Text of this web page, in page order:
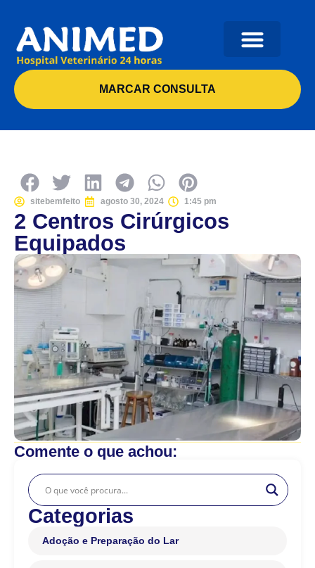
MARCAR CONSULTA
sitebemfeito agosto 30, 2024 1:45 pm
2 Centros Cirúrgicos
Equipados
Comente o que achou:
Categorias
Adoção e Preparação do Lar